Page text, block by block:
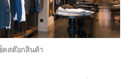
ได้
อย่างไร?
คสต๊อกสินค้า